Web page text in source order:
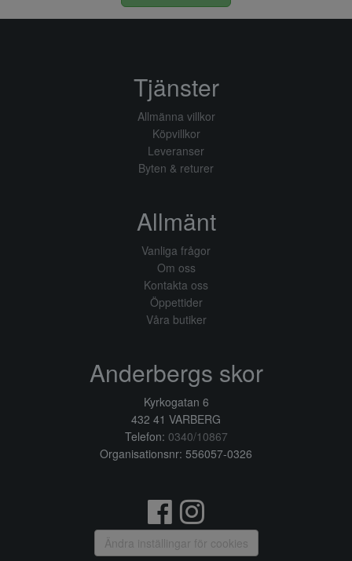
Tjänster
Allmänna villkor
Köpvillkor
Leveranser
Byten & returer
Allmänt
Vanliga frågor
Om oss
Kontakta oss
Öppettider
Våra butiker
Anderbergs skor
Kyrkogatan 6
432 41 VARBERG
Telefon: 0340/10867
Organisationsnr: 556057-0326
Ändra inställingar för cookies